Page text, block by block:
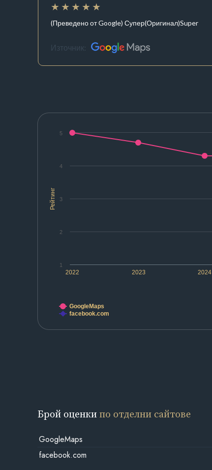
(Преведено от Google) Супер(Оригинал)Super
Източник:
Рейтинг
2022 2023 2024
1
2
3
4
5
GoogleMaps
facebook.com
Брой оценкипо отделни сайтове
GoogleMaps
facebook.com